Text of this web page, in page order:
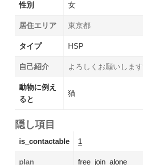
性別 女
居住エリア 東京都
タイプ HSP
自己紹介 よろしくお願いします
動物に例え
ると
猫
隠し項目
is_contactable 1
plan free_join_alone